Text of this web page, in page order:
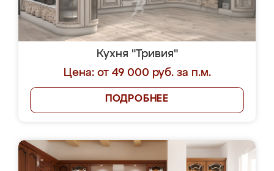
Кухня "Тривия"
Цена: от 49 000 руб. за п.м.
ПОДРОБНЕЕ